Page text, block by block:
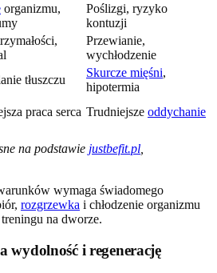
organizmu,
Poślizgi, ryzyko
kontuzji
Przewianie,
wychłodzenie
tłuszczu
Skurcze mięśni,
hipotermia
praca serca Trudniejsze oddychanie
na podstawie justbefit.pl
wymaga świadomego
rozgrzewka i chłodzenie organizmu
na dworze.
wydolność i regenerację